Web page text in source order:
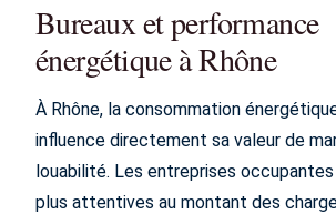
Bureaux et performance
énergétique à Rhône
À Rhône, la consommation
influence directement sa valeur de
louabilité. Les entreprises
plus attentives au montant des